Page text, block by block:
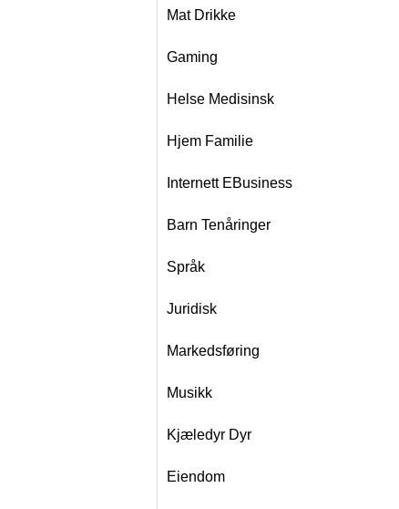
Mat Drikke
Gaming
Helse Medisinsk
Hjem Familie
Internett EBusiness
Barn Tenåringer
Språk
Juridisk
Markedsføring
Musikk
Kjæledyr Dyr
Eiendom